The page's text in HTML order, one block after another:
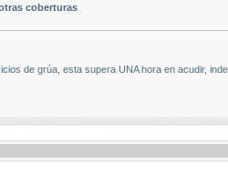
coberturas
de grúa, esta supera UNA hora en acudir,